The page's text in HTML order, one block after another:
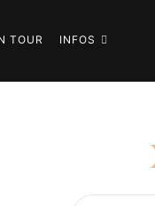
TOUR INFOS
SUCHEN